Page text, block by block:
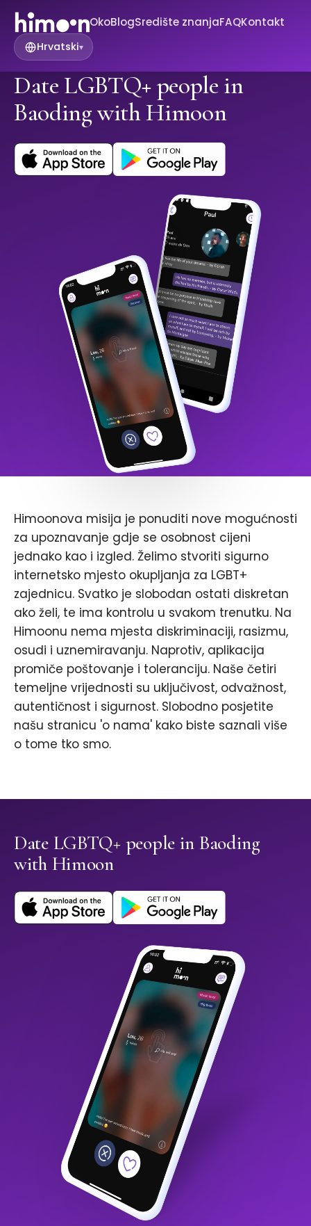
OkoBlogSredište znanjaFAQKontakt
Hrvatski▾
Date LGBTQ+ people in
Baoding with Himoon
Himoonova misija je ponuditi nove mogućnosti
za upoznavanje gdje se osobnost cijeni
jednako kao i izgled. Želimo stvoriti sigurno
internetsko mjesto okupljanja za LGBT+
zajednicu. Svatko je slobodan ostati diskretan
ako želi, te ima kontrolu u svakom trenutku. Na
Himoonu nema mjesta diskriminaciji, rasizmu,
osudi i uznemiravanju. Naprotiv, aplikacija
promiče poštovanje i toleranciju. Naše četiri
temeljne vrijednosti su uključivost, odvažnost,
autentičnost i sigurnost. Slobodno posjetite
našu stranicu 'o nama' kako biste saznali više
o tome tko smo.
Date LGBTQ+ people in Baoding
with Himoon